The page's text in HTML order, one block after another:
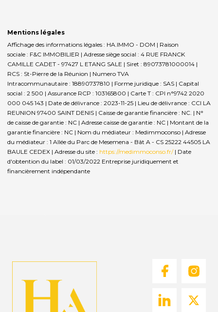
Mentions légales
Affichage des informations légales : HA.IMMO - DOM | Raison
sociale : F&C IMMOBILIER | Adresse siège social : 4 RUE FRANCK
CAMILLE CADET - 97427 L ETANG SALE | Siret : 89073781000014 |
RCS : St-Pierre de la Réunion | Numero TVA
Intracommunautaire : 18890737810 | Forme juridique : SAS | Capital
social : 2 500 | Assurance RCP : 103165800 | Carte T : CPI n°9742 2020
000 045 143 | Date de délivrance : 2023-11-25 | Lieu de délivrance : CCI LA
REUNION 97400 SAINT DENIS | Caisse de garantie financière : NC. | N°
de caisse de garantie : NC | Adresse caisse de garantie : NC | Montant de la
garantie financière : NC | Nom du médiateur : Medimmoconso | Adresse
du médiateur : 1 Allée du Parc de Mesemena - Bât A - CS 25222 44505 LA
BAULE CEDEX | Adresse du site : https://medimmoconso.fr/| Date
d'obtention du label : 01/03/2022 Entreprise juridiquement et
financièrement indépendante